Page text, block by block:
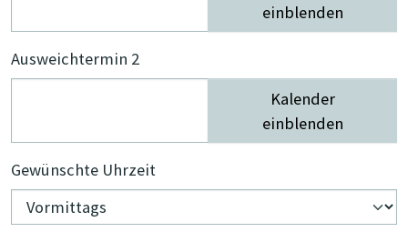
einblenden
Ausweichtermin 2
Kalender
einblenden
Gewünschte Uhrzeit